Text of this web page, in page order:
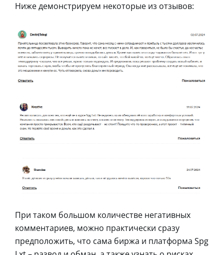
Ниже демонстрируем некоторые из отзывов:
При таком большом количестве негативных
комментариев, можно практически сразу
предположить, что сама биржа и платформа Spg